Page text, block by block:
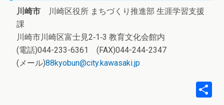
川崎市 川崎区役所 まちづくり推進部 生涯学習支援
課
川崎市川崎区富士見2‐1‐3 教育文化会館内
(電話)044-233-6361 (FAX)044-244-2347
(メール)88kyobun@city.kawasaki.jp